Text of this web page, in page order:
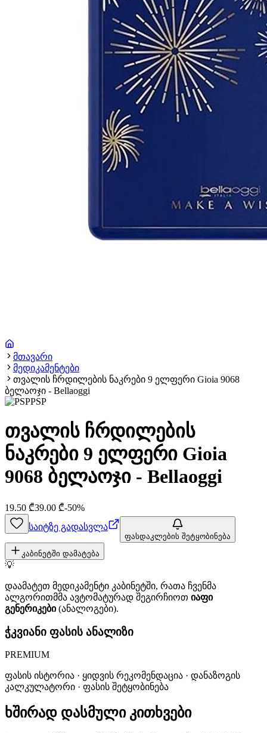
მთავარი
მედიკამენტები
თვალის ჩრდილების ნაკრები 9 ელფერი Gioia 9068
ბელაოჯი - Bellaoggi
PSP
თვალის ჩრდილების
ნაკრები 9 ელფერი Gioia
9068 ბელაოჯი - Bellaoggi
19.50 ₾39.00 ₾-50%
საიტზე გადასვლა
ფასდაკლების შეტყობინება
კაბინეტში დამატება
💡
დაამატეთ მედიკამენტი კაბინეტში, რათა ჩვენმა
ალგორითმმა ავტომატურად შეგირჩიოთ იაფი
გენერიკები(ანალოგები).
ჭკვიანი ფასის ანალიზი
PREMIUM
ფასის ისტორია · ყიდვის რეკომენდაცია · დანაზოგის
კალკულატორი · ფასის შეტყობინება
ხშირად დასმული კითხვები